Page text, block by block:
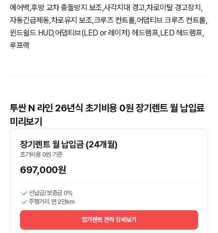
에어백,후방 교차 충돌방지 보조,사각지대 경고,차로이탈 경고장치,
자동긴급제동,차로유지 보조,크루즈 컨트롤,어댑티브 크루즈 컨트롤,
윈드쉴드 HUD,어댑티브(LED or 레이저) 헤드램프,LED 헤드램프,
루프랙
투싼 N 라인 26년식 초기비용 0원 장기렌트 월 납입료
미리보기
장기렌트 월 납입금 (24개월)
초기비용 0원 기준
697,000원
선납금/보증금 0%
주행거리 연 2만km
장기렌트 견적 상세보기